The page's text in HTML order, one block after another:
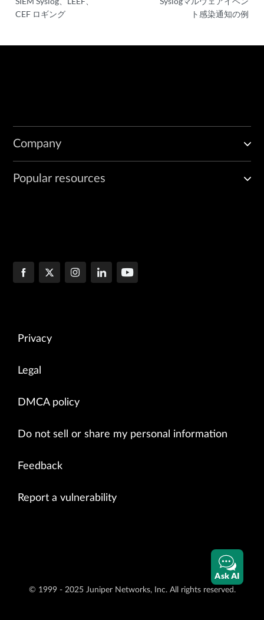
CEF ロギング
ト感染通知の例
Company
Popular resources
Privacy
Legal
DMCA policy
Do not sell or share my personal information
Feedback
Report a vulnerability
© 1999 - 2025 Juniper Networks, Inc. All rights reserved.
Ask AI